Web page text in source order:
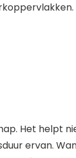
Het helpt
ervan.